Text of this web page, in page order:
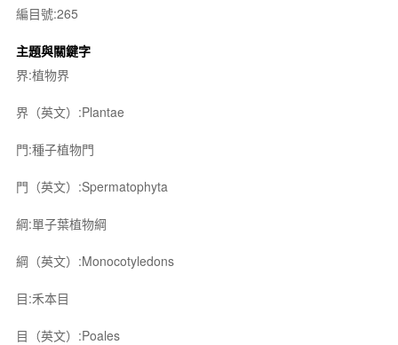
編目號:265
主題與關鍵字
界:植物界
界（英文）:Plantae
門:種子植物門
門（英文）:Spermatophyta
綱:單子葉植物綱
綱（英文）:Monocotyledons
目:禾本目
目（英文）:Poales